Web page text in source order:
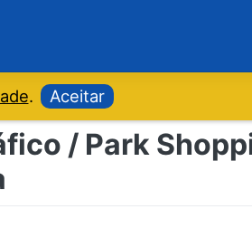
. Aceitar
/ Park